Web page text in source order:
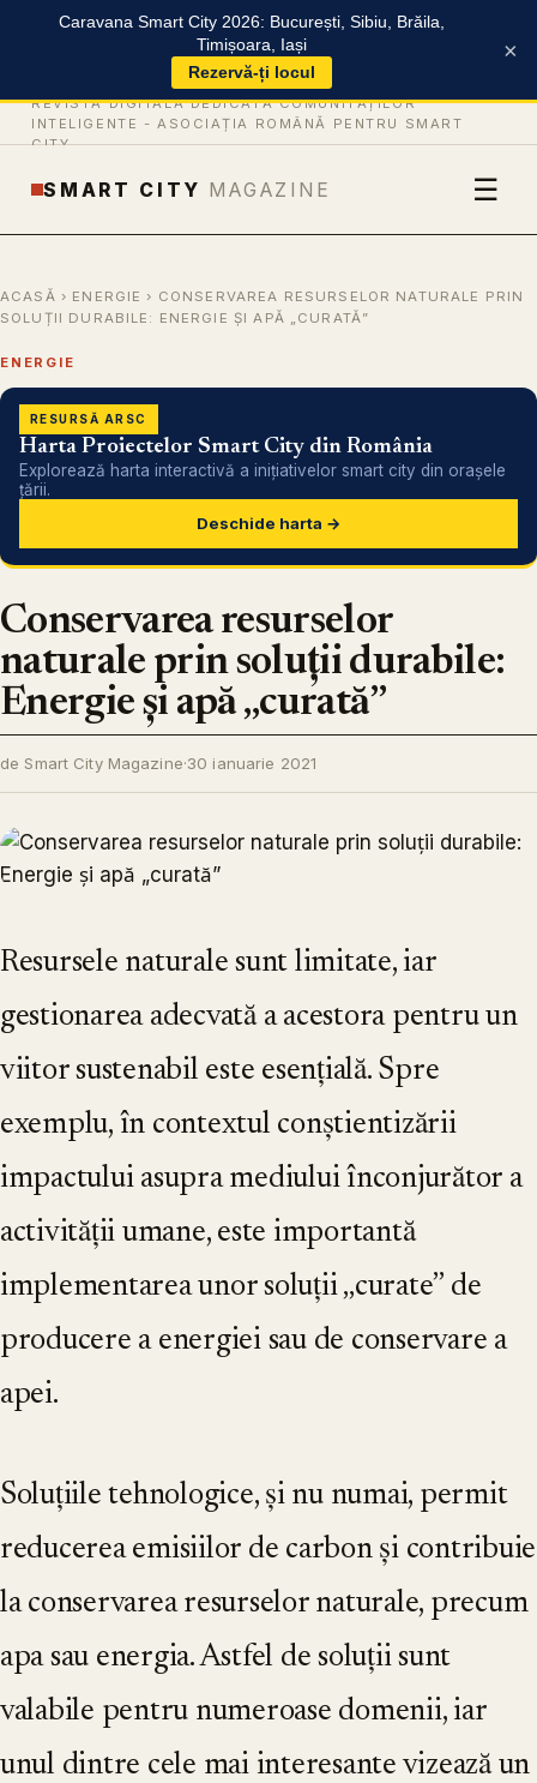
Caravana Smart City 2026: București, Sibiu, Brăila,
Timișoara, Iași
Rezervă-ți locul
×
REVISTĂ DIGITALĂ DEDICATĂ COMUNITĂȚILOR
INTELIGENTE - ASOCIAȚIA ROMÂNĂ PENTRU SMART
CITY
SMART CITY MAGAZINE ☰
ACASĂ › ENERGIE › CONSERVAREA RESURSELOR NATURALE PRIN
SOLUȚII DURABILE: ENERGIE ȘI APĂ „CURATĂ”
ENERGIE
RESURSĂ ARSC
Harta Proiectelor Smart City din România
Explorează harta interactivă a inițiativelor smart city din orașele
țării.
Deschide harta →
Conservarea resurselor
naturale prin soluții durabile:
Energie și apă „curată”
de Smart City Magazine·30 ianuarie 2021
Resursele naturale sunt limitate, iar
gestionarea adecvată a acestora pentru un
viitor sustenabil este esențială. Spre
exemplu, în contextul conștientizării
impactului asupra mediului înconjurător a
activității umane, este importantă
implementarea unor soluții „curate” de
producere a energiei sau de conservare a
apei.
Soluțiile tehnologice, și nu numai, permit
reducerea emisiilor de carbon și contribuie
la conservarea resurselor naturale, precum
apa sau energia. Astfel de soluții sunt
valabile pentru numeroase domenii, iar
unul dintre cele mai interesante vizează un